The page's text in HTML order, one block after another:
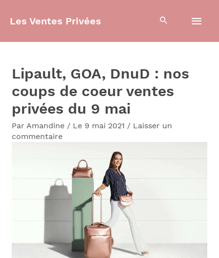
Les Ventes Privées
Lipault, GOA, DnuD : nos
coups de coeur ventes
privées du 9 mai
Par Amandine / Le 9 mai 2021 / Laisser un
commentaire